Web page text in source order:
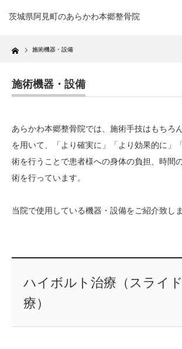
茨城県阿見町のあらかわ本郷整骨院
Home 施術機器・設備
施術機器・設備
あらかわ本郷整骨院では、施術手技はもちろ
を用いて、「より確実に」「より効果的に」
術を行うことで患者様への身体の負担、時間
術を行っています。
当院で使用している機器・設備をご紹介致しま
ハイボルト治療（スライ
療）